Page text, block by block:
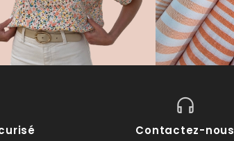
Contactez-nous